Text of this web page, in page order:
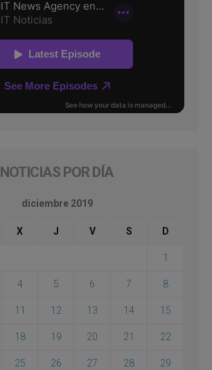
NOTICIAS POR DÍA
diciembre 2019
X J V S D
1
4 5 6 7 8
11 12 13 14 15
18 19 20 21 22
25 26 27 28 29